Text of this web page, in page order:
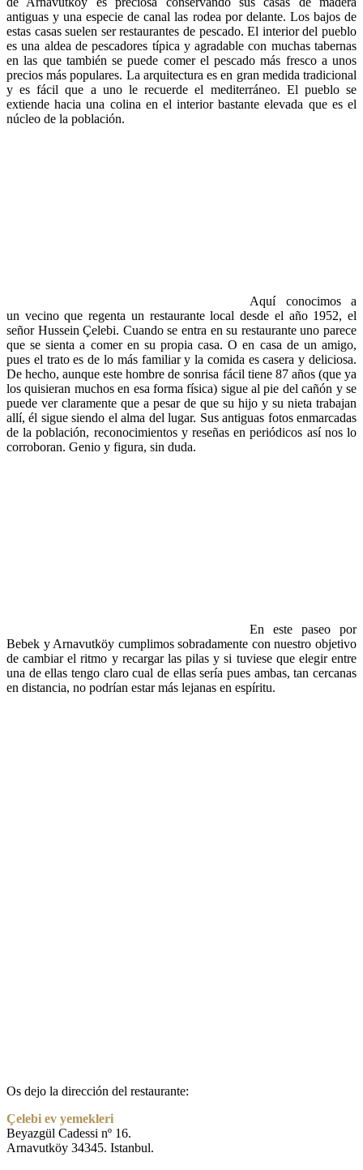
antiguas y una especie de canal las rodea por delante. Los bajos de
estas casas suelen ser restaurantes de pescado. El interior del pueblo
es una aldea de pescadores típica y agradable con muchas tabernas
en las que también se puede comer el pescado más fresco a unos
precios más populares. La arquitectura es en gran medida tradicional
y es fácil que a uno le recuerde el mediterráneo. El pueblo se
extiende hacia una colina en el interior bastante elevada que es el
núcleo de la población.
Aquí conocimos a
un vecino que regenta un restaurante local desde el año 1952, el
señor Hussein Çelebi. Cuando se entra en su restaurante uno parece
que se sienta a comer en su propia casa. O en casa de un amigo,
pues el trato es de lo más familiar y la comida es casera y deliciosa.
De hecho, aunque este hombre de sonrisa fácil tiene 87 años (que ya
los quisieran muchos en esa forma física) sigue al pie del cañón y se
puede ver claramente que a pesar de que su hijo y su nieta trabajan
allí, él sigue siendo el alma del lugar. Sus antiguas fotos enmarcadas
de la población, reconocimientos y reseñas en periódicos así nos lo
corroboran. Genio y figura, sin duda.
En este paseo por
Bebek y Arnavutköy cumplimos sobradamente con nuestro objetivo
de cambiar el ritmo y recargar las pilas y si tuviese que elegir entre
una de ellas tengo claro cual de ellas sería pues ambas, tan cercanas
en distancia, no podrían estar más lejanas en espíritu.
Os dejo la dirección del restaurante:
Çelebi ev yemekleri
Beyazgül Cadessi nº 16.
Arnavutköy 34345. Istanbul.